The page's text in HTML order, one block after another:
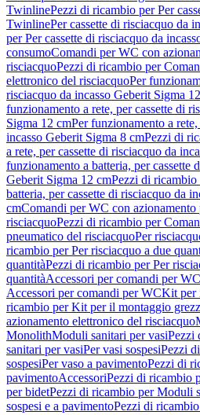
TwinlinePezzi di ricambio per Per
TwinlinePer cassette di risciacquo da
per Per cassette di risciacquo da
consumoComandi per WC con
risciacquoPezzi di ricambio per
elettronico del risciacquoPer
risciacquo da incasso Geberit Sigma
funzionamento a rete, per cassette di
Sigma 12 cmPer funzionamento a
incasso Geberit Sigma 8 cmPezzi di
a rete, per cassette di risciacquo da
funzionamento a batteria, per cassette
Geberit Sigma 12 cmPezzi di ricambio
batteria, per cassette di risciacquo da
cmComandi per WC con azionamento
risciacquoPezzi di ricambio per
pneumatico del risciacquoPer
ricambio per Per risciacquo a due
quantitàPezzi di ricambio per Per
quantitàAccessori per comandi per WC
Accessori per comandi per WCKit per
ricambio per Kit per il montaggio
azionamento elettronico del risciacquo
MonolithModuli sanitari per vasiPezzi
sanitari per vasiPer vasi sospesiPezzi
sospesiPer vaso a pavimentoPezzi di
pavimentoAccessoriPezzi di ricambio
per bidetPezzi di ricambio per Moduli
sospesi e a pavimentoPezzi di